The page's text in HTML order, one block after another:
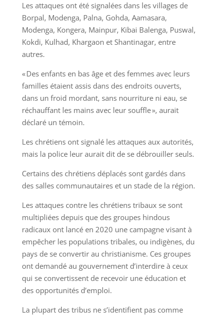
Les attaques ont été signalées dans les villages de
Borpal, Modenga, Palna, Gohda, Aamasara,
Modenga, Kongera, Mainpur, Kibai Balenga, Puswal,
Kokdi, Kulhad, Khargaon et Shantinagar, entre
autres.
« Des enfants en bas âge et des femmes avec leurs
familles étaient assis dans des endroits ouverts,
dans un froid mordant, sans nourriture ni eau, se
réchauffant les mains avec leur souffle », aurait
déclaré un témoin.
Les chrétiens ont signalé les attaques aux autorités,
mais la police leur aurait dit de se débrouiller seuls.
Certains des chrétiens déplacés sont gardés dans
des salles communautaires et un stade de la région.
Les attaques contre les chrétiens tribaux se sont
multipliées depuis que des groupes hindous
radicaux ont lancé en 2020 une campagne visant à
empêcher les populations tribales, ou indigènes, du
pays de se convertir au christianisme. Ces groupes
ont demandé au gouvernement d’interdire à ceux
qui se convertissent de recevoir une éducation et
des opportunités d’emploi.
La plupart des tribus ne s’identifient pas comme